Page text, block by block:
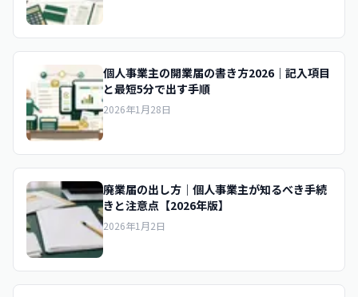
個人事業主の開業届の書き方2026｜記入項目
と最短5分で出す手順
2026年1月28日
廃業届の出し方｜個人事業主が知るべき手続
きと注意点【2026年版】
2026年1月2日